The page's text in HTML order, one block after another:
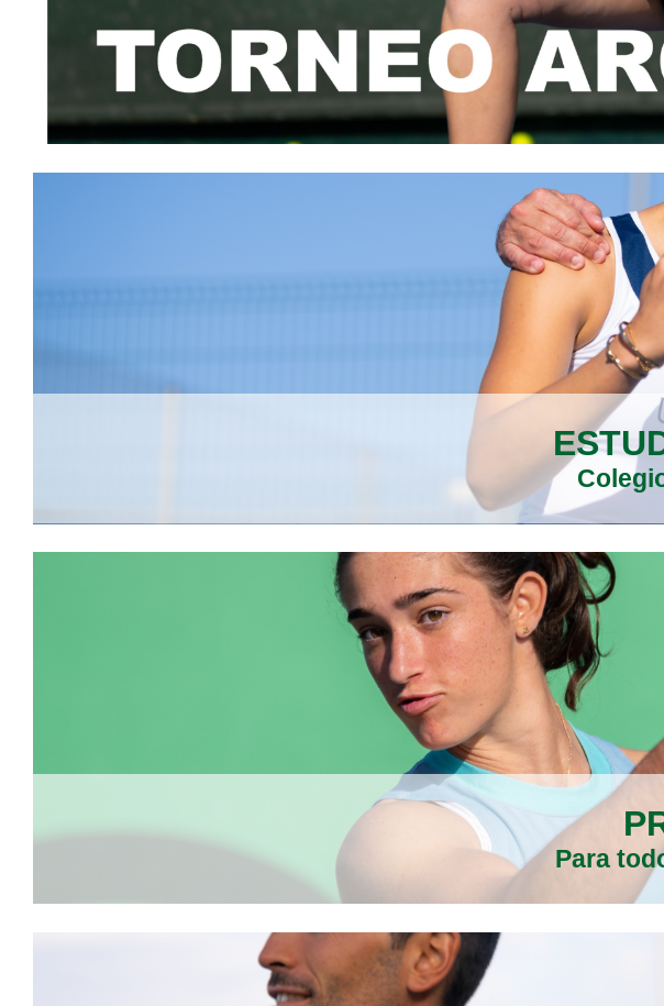
Para